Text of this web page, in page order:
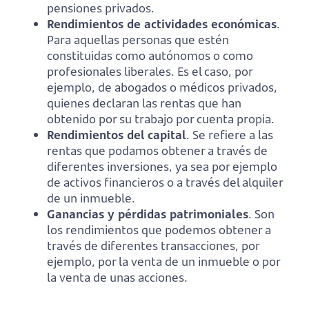
pensiones privados.
Rendimientos de actividades económicas.
Para aquellas personas que estén
constituidas como autónomos o como
profesionales liberales. Es el caso, por
ejemplo, de abogados o médicos privados,
quienes declaran las rentas que han
obtenido por su trabajo por cuenta propia.
Rendimientos del capital. Se refiere a las
rentas que podamos obtener a través de
diferentes inversiones, ya sea por ejemplo
de activos financieros o a través del alquiler
de un inmueble.
Ganancias y pérdidas patrimoniales. Son
los rendimientos que podemos obtener a
través de diferentes transacciones, por
ejemplo, por la venta de un inmueble o por
la venta de unas acciones.